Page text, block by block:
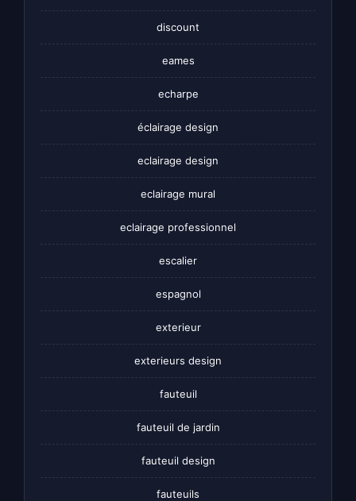
discount
eames
echarpe
éclairage design
eclairage design
eclairage mural
eclairage professionnel
escalier
espagnol
exterieur
exterieurs design
fauteuil
fauteuil de jardin
fauteuil design
fauteuils